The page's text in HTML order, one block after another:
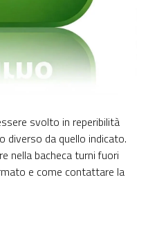
svolto in reperibilità
diverso da quello indicato.
nella bacheca turni fuori
e come contattare la